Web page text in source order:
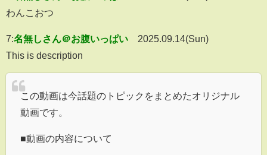
わんこおつ
7:名無しさん＠お腹いっぱい
2025.09.14(Sun)
This is description
この動画は今話題のトピックをまとめたオリジナル
動画です。
■動画の内容について